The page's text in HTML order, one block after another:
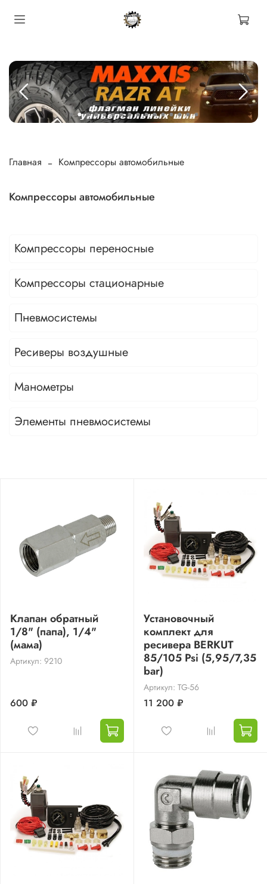
Главная Компрессоры автомобильные
Компрессоры автомобильные
Компрессоры переносные
Компрессоры стационарные
Пневмосистемы
Ресиверы воздушные
Манометры
Элементы пневмосистемы
Клапан обратный
1/8" (папа), 1/4"
(мама)
Артикул: 9210
600 ₽
Установочный
комплект для
ресивера BERKUT
85/105 Psi (5,95/7,35
bar)
Артикул: TG-56
11 200 ₽